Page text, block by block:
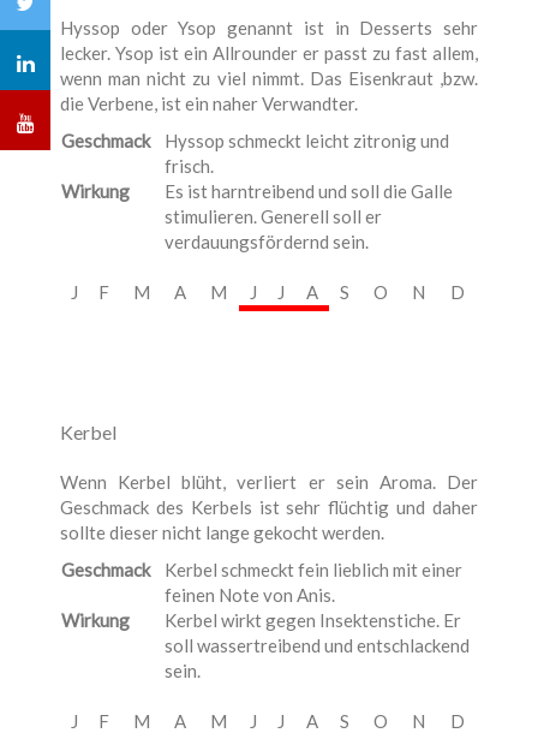
Hyssop oder Ysop genannt ist in Desserts sehr
lecker. Ysop ist ein Allrounder er passt zu fast allem,
wenn man nicht zu viel nimmt. Das Eisenkraut ,bzw.
die Verbene, ist ein naher Verwandter.
Geschmack
Hyssop schmeckt leicht zitronig und
frisch.
Wirkung
Es ist harntreibend und soll die Galle
stimulieren. Generell soll er
verdauungsfördernd sein.
J F M A M J J A S O N D
Kerbel
Wenn Kerbel blüht, verliert er sein Aroma. Der
Geschmack des Kerbels ist sehr flüchtig und daher
sollte dieser nicht lange gekocht werden.
Geschmack
Kerbel schmeckt fein lieblich mit einer
feinen Note von Anis.
Wirkung
Kerbel wirkt gegen Insektenstiche. Er
soll wassertreibend und entschlackend
sein.
J F M A M J J A S O N D